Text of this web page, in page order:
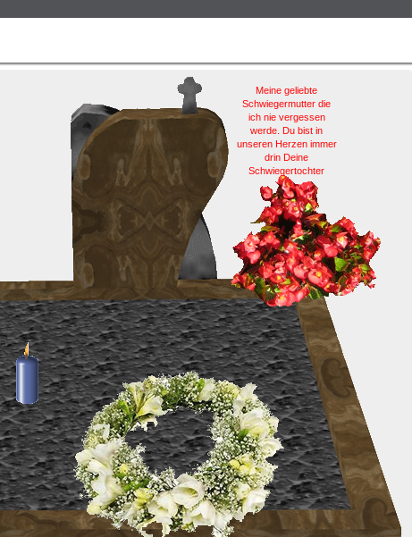
Meine geliebte
Schwiegermutter die
ich nie vergessen
werde. Du bist in
unseren Herzen immer
drin Deine
Schwiegertochter